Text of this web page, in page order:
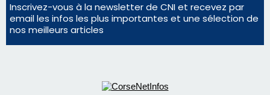
Inscrivez-vous à la newsletter de CNI et recevez par
email les infos les plus importantes et une sélection de
nos meilleurs articles